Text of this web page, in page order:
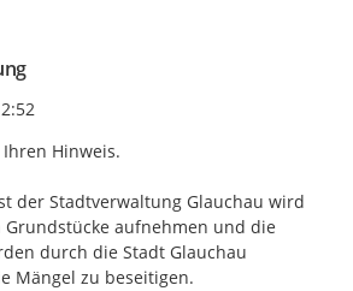
Erstellens
Hinweis.
der Stadtverwaltung Glauchau wird
aufnehmen und die
durch die Stadt Glauchau
Mängel zu beseitigen.